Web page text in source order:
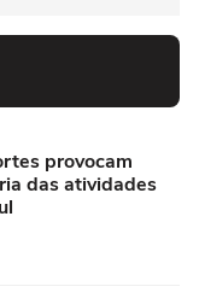
provocam
das atividades